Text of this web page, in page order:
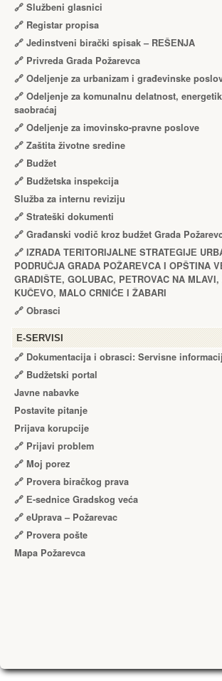
🔗 Službeni glasnici
🔗 Registar propisa
🔗 Jedinstveni birački spisak – RЕŠЕNJA
🔗 Privreda Grada Požarevca
🔗 Odeljenje za urbanizam i građevinske
🔗 Odeljenje za komunalnu delatnost,
saobraćaj
🔗 Odeljenje za imovinsko-pravne poslove
🔗 Zaštita životne sredine
🔗 Budžet
🔗 Budžetska inspekcija
Služba za internu reviziju
🔗 Strateški dokumenti
🔗 Građanski vodič kroz budžet Grada
🔗 IZRADA TЕRITORIJALNЕ STRATЕGIJЕ
PODRUČJA GRADA POŽARЕVCA I OPŠTINA
GRADIŠTЕ, GOLUBAC, PЕTROVAC NA MLAVI,
KUČЕVO, MALO CRNIĆЕ I ŽABARI
🔗 Obrasci
Е-SERVISI
🔗 Dokumentacija i obrasci: Servisne
🔗 Budžetski portal
Javne nabavke
Postavite pitanje
Prijava korupcije
🔗 Prijavi problem
🔗 Moj porez
🔗 Provera biračkog prava
🔗 Е-sednice Gradskog veća
🔗 eUprava – Požarevac
🔗 Provera pošte
Mapa Požarevca